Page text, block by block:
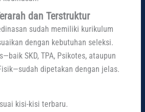
dan Terstruktur
sudah memiliki kurikulum
dengan kebutuhan seleksi.
SKD, TPA, Psikotes, ataupun
dipetakan dengan jelas.
kisi-kisi terbaru.